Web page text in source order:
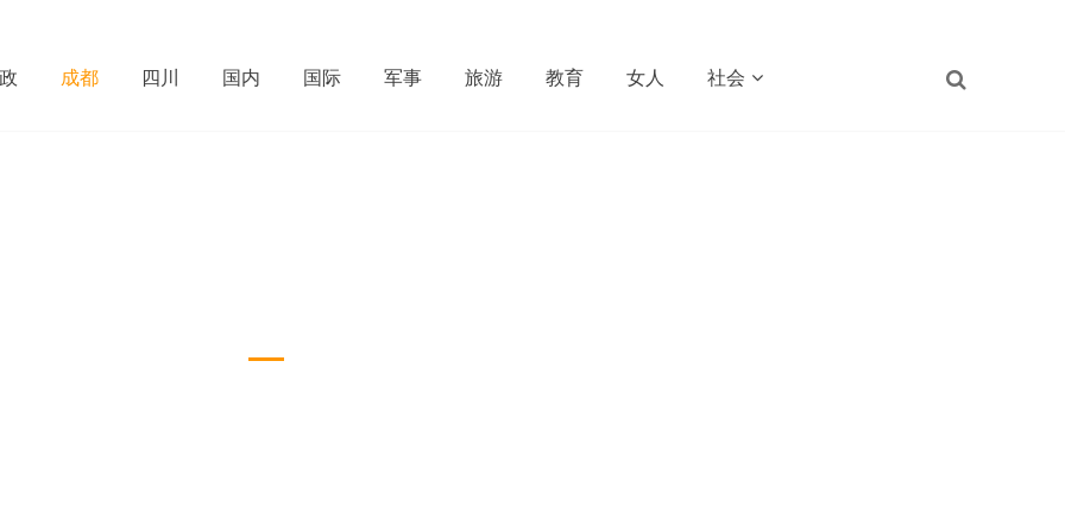
成都 四川 国内 国际 军事 旅游 教育 女人 社会